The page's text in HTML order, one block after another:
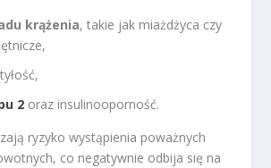
krążenia, takie jak miażdżyca czy
2 oraz insulinooporność.
ryzyko wystąpienia poważnych
co negatywnie odbija się na